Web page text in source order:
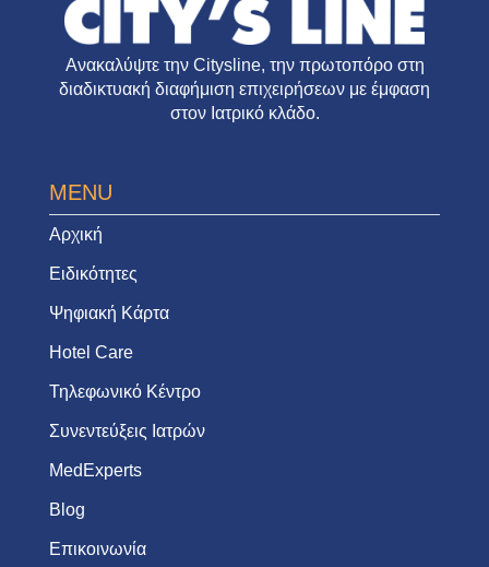
Ανακαλύψτε την Citysline, την πρωτοπόρο στη
διαδικτυακή διαφήμιση επιχειρήσεων με έμφαση
στον Ιατρικό κλάδο.
MENU
Αρχική
Ειδικότητες
Ψηφιακή Κάρτα
Hotel Care
Τηλεφωνικό Κέντρο
Συνεντεύξεις Ιατρών
MedExperts
Blog
Επικοινωνία